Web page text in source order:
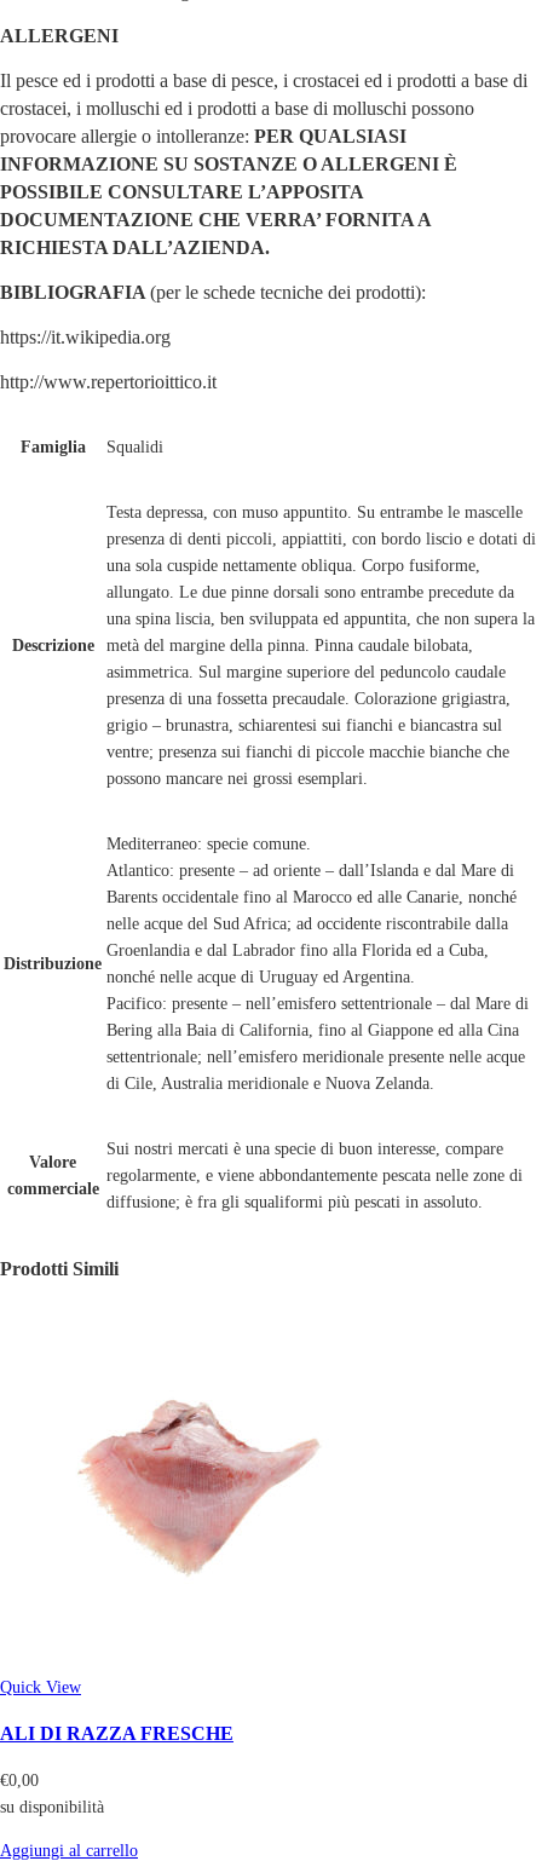
ALLERGENI
Il pesce ed i prodotti a base di pesce, i crostacei ed i prodotti a base di
crostacei, i molluschi ed i prodotti a base di molluschi possono
provocare allergie o intolleranze: PER QUALSIASI
INFORMAZIONE SU SOSTANZE O ALLERGENI È
POSSIBILE CONSULTARE L’APPOSITA
DOCUMENTAZIONE CHE VERRA’ FORNITA A
RICHIESTA DALL’AZIENDA.
BIBLIOGRAFIA (per le schede tecniche dei prodotti):
https://it.wikipedia.org
http://www.repertorioittico.it
Famiglia Squalidi
Descrizione
Testa depressa, con muso appuntito. Su entrambe le mascelle
presenza di denti piccoli, appiattiti, con bordo liscio e dotati di
una sola cuspide nettamente obliqua. Corpo fusiforme,
allungato. Le due pinne dorsali sono entrambe precedute da
una spina liscia, ben sviluppata ed appuntita, che non supera la
metà del margine della pinna. Pinna caudale bilobata,
asimmetrica. Sul margine superiore del peduncolo caudale
presenza di una fossetta precaudale. Colorazione grigiastra,
grigio – brunastra, schiarentesi sui fianchi e biancastra sul
ventre; presenza sui fianchi di piccole macchie bianche che
possono mancare nei grossi esemplari.
Distribuzione
Mediterraneo: specie comune.
Atlantico: presente – ad oriente – dall’Islanda e dal Mare di
Barents occidentale fino al Marocco ed alle Canarie, nonché
nelle acque del Sud Africa; ad occidente riscontrabile dalla
Groenlandia e dal Labrador fino alla Florida ed a Cuba,
nonché nelle acque di Uruguay ed Argentina.
Pacifico: presente – nell’emisfero settentrionale – dal Mare di
Bering alla Baia di California, fino al Giappone ed alla Cina
settentrionale; nell’emisfero meridionale presente nelle acque
di Cile, Australia meridionale e Nuova Zelanda.
Valore
commerciale
Sui nostri mercati è una specie di buon interesse, compare
regolarmente, e viene abbondantemente pescata nelle zone di
diffusione; è fra gli squaliformi più pescati in assoluto.
Prodotti Simili
Quick View
ALI DI RAZZA FRESCHE
€0,00
su disponibilità
Aggiungi al carrello